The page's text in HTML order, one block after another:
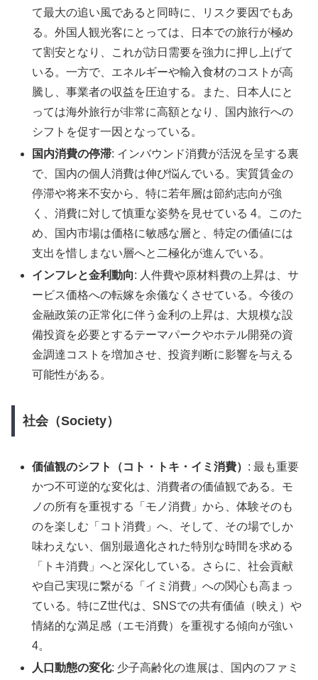
て最大の追い風であると同時に、リスク要因でもあ
る。外国人観光客にとっては、日本での旅行が極め
て割安となり、これが訪日需要を強力に押し上げて
いる。一方で、エネルギーや輸入食材のコストが高
騰し、事業者の収益を圧迫する。また、日本人にと
っては海外旅行が非常に高額となり、国内旅行への
シフトを促す一因となっている。
国内消費の停滞: インバウンド消費が活況を呈する裏
で、国内の個人消費は伸び悩んでいる。実質賃金の
停滞や将来不安から、特に若年層は節約志向が強
く、消費に対して慎重な姿勢を見せている 4。このた
め、国内市場は価格に敏感な層と、特定の価値には
支出を惜しまない層へと二極化が進んでいる。
インフレと金利動向: 人件費や原材料費の上昇は、サ
ービス価格への転嫁を余儀なくさせている。今後の
金融政策の正常化に伴う金利の上昇は、大規模な設
備投資を必要とするテーマパークやホテル開発の資
金調達コストを増加させ、投資判断に影響を与える
可能性がある。
社会（Society）
価値観のシフト（コト・トキ・イミ消費） : 最も重要
かつ不可逆的な変化は、消費者の価値観である。モ
ノの所有を重視する「モノ消費」から、体験そのも
のを楽しむ「コト消費」へ、そして、その場でしか
味わえない、個別最適化された特別な時間を求める
「トキ消費」へと深化している。さらに、社会貢献
や自己実現に繋がる「イミ消費」への関心も高まっ
ている。特にZ世代は、SNSでの共有価値（映え）や
情緒的な満足感（エモ消費）を重視する傾向が強い
4。
人口動態の変化: 少子高齢化の進展は、国内のファミ